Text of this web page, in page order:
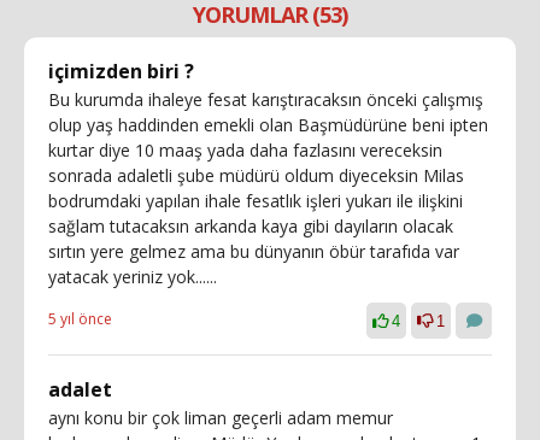
YORUMLAR (53)
içimizden biri ?
Bu kurumda ihaleye fesat karıştıracaksın önceki çalışmış
olup yaş haddinden emekli olan Başmüdürüne beni ipten
kurtar diye 10 maaş yada daha fazlasını vereceksin
sonrada adaletli şube müdürü oldum diyeceksin Milas
bodrumdaki yapılan ihale fesatlık işleri yukarı ile ilişkini
sağlam tutacaksın arkanda kaya gibi dayıların olacak
sırtın yere gelmez ama bu dünyanın öbür tarafıda var
yatacak yeriniz yok......
5 yıl önce 4 1
adalet
aynı konu bir çok liman geçerli adam memur